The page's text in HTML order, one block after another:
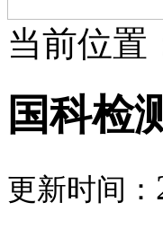
当前位置
国科检
更新时间：